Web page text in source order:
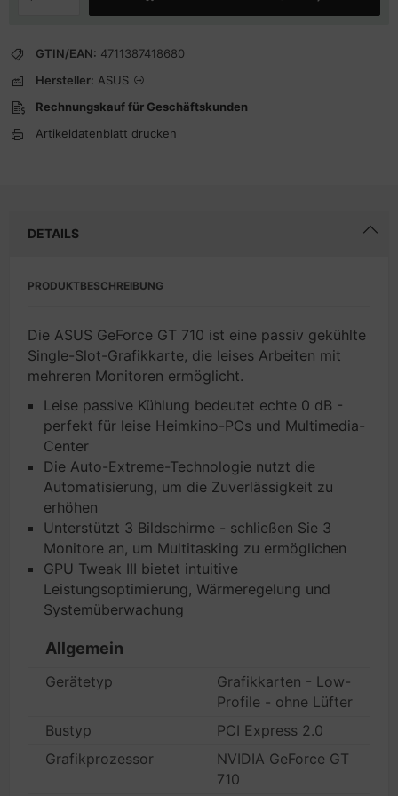
GTIN/EAN: 4711387418680
Hersteller: ASUS
Rechnungskauf für Geschäftskunden
Artikeldatenblatt drucken
DETAILS
PRODUKTBESCHREIBUNG
Die ASUS GeForce GT 710 ist eine passiv gekühlte
Single-Slot-Grafikkarte, die leises Arbeiten mit
mehreren Monitoren ermöglicht.
Leise passive Kühlung bedeutet echte 0 dB -
perfekt für leise Heimkino-PCs und Multimedia-
Center
Die Auto-Extreme-Technologie nutzt die
Automatisierung, um die Zuverlässigkeit zu
erhöhen
Unterstützt 3 Bildschirme - schließen Sie 3
Monitore an, um Multitasking zu ermöglichen
GPU Tweak III bietet intuitive
Leistungsoptimierung, Wärmeregelung und
Systemüberwachung
Allgemein
Gerätetyp
Grafikkarten - Low-
Profile - ohne Lüfter
Bustyp
PCI Express 2.0
Grafikprozessor
NVIDIA GeForce GT
710